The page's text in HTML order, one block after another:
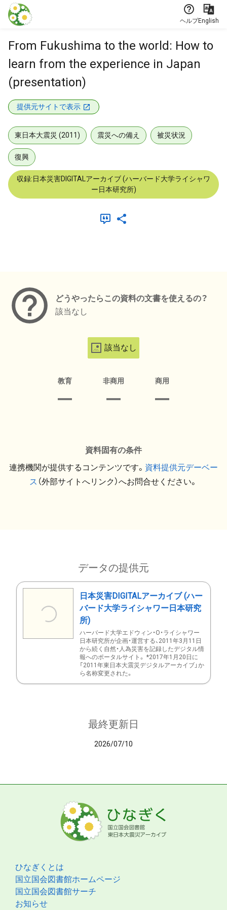
本文に飛ぶ
ヘルプEnglish
From Fukushima to the world: How to
learn from the experience in Japan
(presentation)
提供元サイトで表示
東日本大震災 (2011) 震災への備え 被災状況
復興
収録:日本災害DIGITALアーカイブ (ハーバード大学ライシャワ
ー日本研究所)
どうやったらこの資料の文書を使えるの？
該当なし
該当なし
教育 非商用 商用
資料固有の条件
連携機関が提供するコンテンツです。 資料提供元デーベー
ス （外部サイトへリンク）へお問合せください。
データの提供元
日本災害DIGITALアーカイブ (ハー
バード大学ライシャワー日本研究
所)
ハーバード大学エドウィン・O・ライシャワー
日本研究所が企画・運営する、2011年3月11日
から続く自然・人為災害を記録したデジタル情
報へのポータルサイト。 *2017年1月20日に
「2011年東日本大震災デジタルアーカイブ」か
ら名称変更された。
最終更新日
2026/07/10
ひなぎくとは
国立国会図書館ホームページ
国立国会図書館サーチ
お知らせ